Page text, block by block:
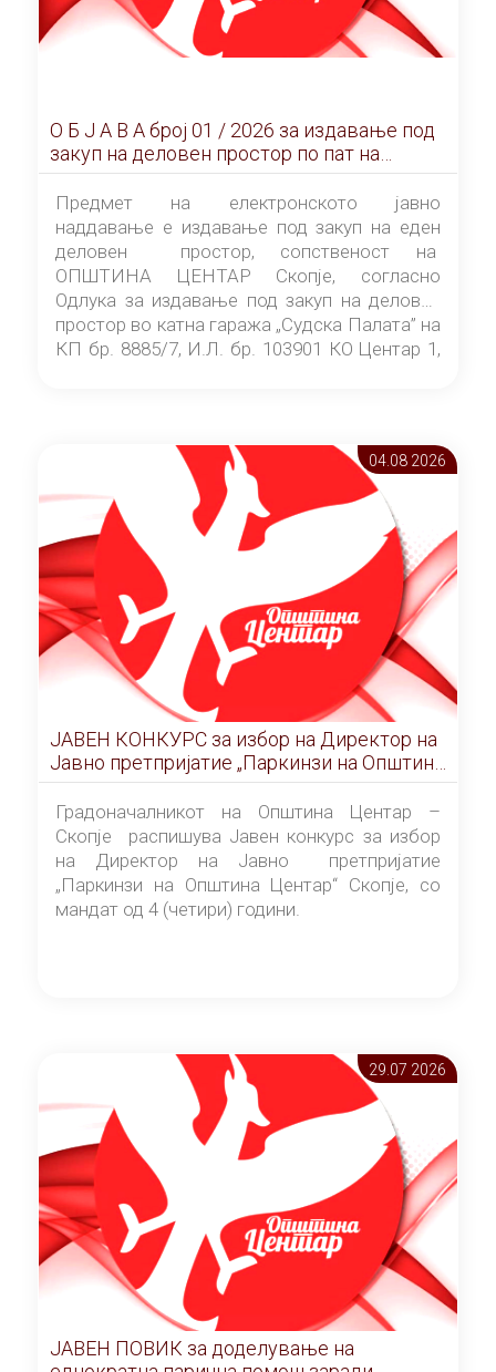
О Б Ј А В А брoj 01 / 2026 за издавање под
закуп на деловен простор по пат на
ЕЛЕКТРОНСКО ЈАВНО НАДДАВАЊЕ
Предмет на електронското јавно
наддавање е издавање под закуп на еден
деловен простор, сопственост на
ОПШТИНА ЦЕНТАР Скопје, согласно
Одлука за издавање под закуп на деловен
простор во катна гаража „Судска Палата” на
КП бр. 8885/7, И.Л. бр. 103901 КО Центар 1,
Скопје” број 9/2026), за времетраење од 3
(три) години од денот на потпишувањето на
Договорот за закуп со најповолниот
понудувач.
04.08 2026
ЈАВЕН КОНКУРС за избор на Директор на
Јавно претпријатие „Паркинзи на Општина
Центар“ – Скопје
Градоначалникот на Општина Центар –
Скопје распишува Јавен конкурс за избор
на Директор на Јавно претпријатие
„Паркинзи на Општина Центар“ Скопје, со
мандат од 4 (четири) години.
29.07 2026
ЈАВЕН ПОВИК за доделување на